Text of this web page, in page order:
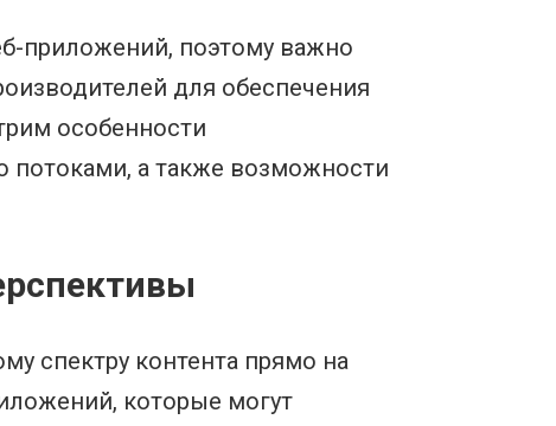
приложений, поэтому важно
для обеспечения
особенности
потоками, а также возможности
спектру контента прямо на
которые могут